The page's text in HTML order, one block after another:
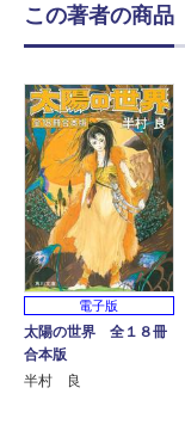
この著者の商品
電子版
太陽の世界 全１８冊
合本版
半村 良